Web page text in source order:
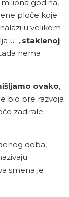
godina,
ploče koje
u velikom
u „staklenoj
nema
ovako,
bio pre razvoja
zadirale
doba,
smena je